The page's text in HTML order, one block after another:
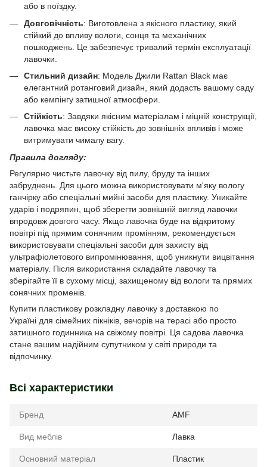
або в поїздку.
Довговічність: Виготовлена з якісного пластику, який
стійкий до впливу вологи, сонця та механічних
пошкоджень. Це забезпечує тривалий термін експлуатації
лавочки.
Стильний дизайн: Модель Джили Rattan Black має
елегантний ротанговий дизайн, який додасть вашому саду
або кемпінгу затишної атмосфери.
Стійкість: Завдяки якісним матеріалам і міцній конструкції,
лавочка має високу стійкість до зовнішніх впливів і може
витримувати чималу вагу.
Правила догляду:
Регулярно чистьте лавочку від пилу, бруду та інших
забруднень. Для цього можна використовувати м'яку вологу
ганчірку або спеціальні мийні засоби для пластику. Уникайте
ударів і подряпин, щоб зберегти зовнішній вигляд лавочки
впродовж довгого часу. Якщо лавочка буде на відкритому
повітрі під прямим сонячним промінням, рекомендується
використовувати спеціальні засоби для захисту від
ультрафіолетового випромінювання, щоб уникнути вицвітання
матеріалу. Після використання складайте лавочку та
зберігайте її в сухому місці, захищеному від вологи та прямих
сонячних променів.
Купити пластикову розкладну лавочку з доставкою по
Україні для сімейних пікніків, вечорів на терасі або просто
затишного годинника на свіжому повітрі. Ця садова лавочка
стане вашим надійним супутником у світі природи та
відпочинку.
Всі характеристики
Бренд AMF
Вид меблів Лавка
Основний матеріал Пластик